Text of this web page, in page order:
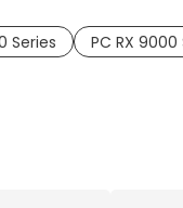
pourrez mettre à
Series PC RX 9000